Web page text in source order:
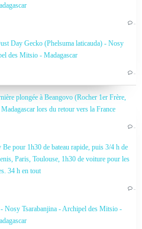
…
Day Gecko (Phelsuma laticauda) - Nosy
des Mitsio - Madagascar
…
plongée à Beangovo (Rocher 1er Frère,
lors du retour vers la France
…
pour 1h30 de bateau rapide, puis 3/4 h de
Paris, Toulouse, 1h30 de voiture pour les
34 h en tout
…
Nosy Tsarabanjina - Archipel des Mitsio -